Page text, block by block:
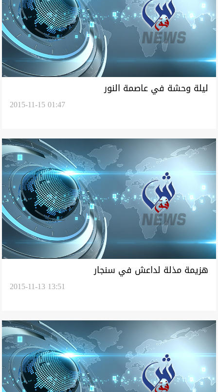
ليلة وحشة في عاصمة النور
2015-11-15 01:47
هزيمة مذلة لداعش في سنجار
2015-11-13 13:51